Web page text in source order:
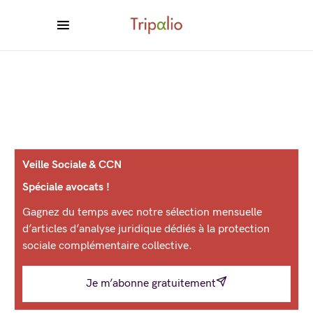
Veille Sociale & CCN
Spéciale avocats !
Gagnez du temps avec notre sélection mensuelle
d’articles d’analyse juridique dédiés à la protection
sociale complémentaire collective.
Je m’abonne gratuitement